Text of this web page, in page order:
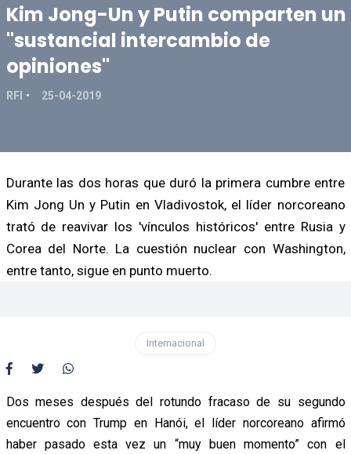
Kim Jong-Un y Putin comparten un
"sustancial intercambio de
opiniones"
RFI 25-04-2019
Durante las dos horas que duró la primera cumbre entre
Kim Jong Un y Putin en Vladivostok, el líder norcoreano
trató de reavivar los 'vínculos históricos' entre Rusia y
Corea del Norte. La cuestión nuclear con Washington,
entre tanto, sigue en punto muerto.
Internacional
Dos meses después del rotundo fracaso de su segundo
encuentro con Trump en Hanói, el líder norcoreano afirmó
haber pasado esta vez un “muy buen momento” con el